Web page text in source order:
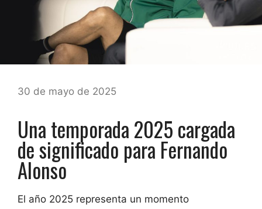
30 de mayo de 2025
Una temporada 2025 cargada
de significado para Fernando
Alonso
El año 2025 representa un momento